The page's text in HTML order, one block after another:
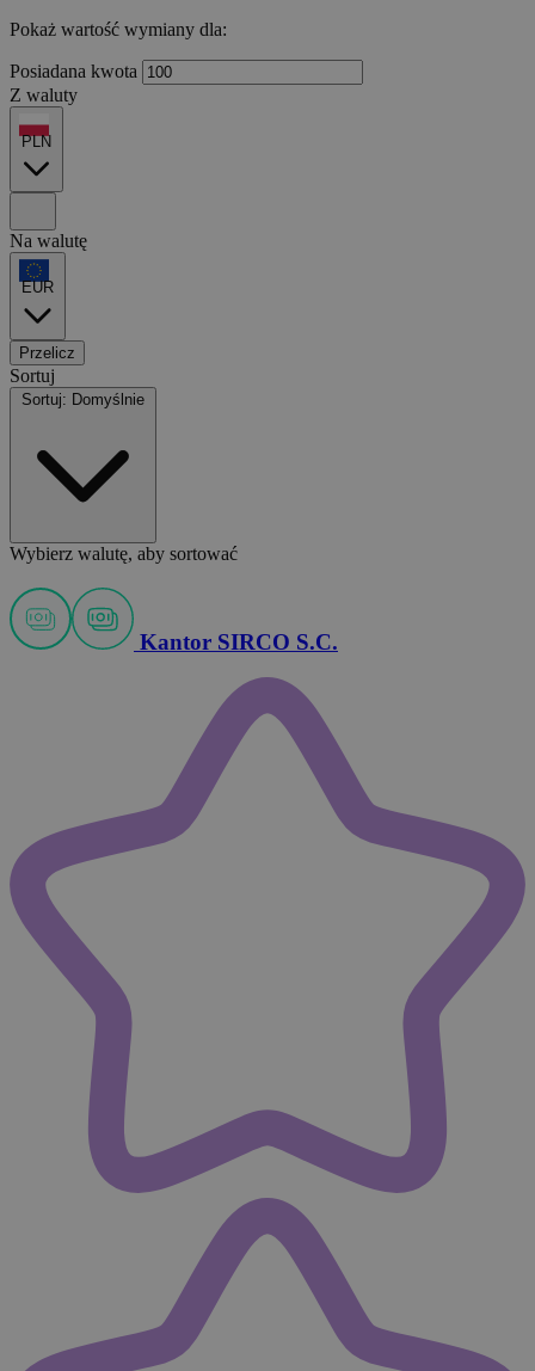
Pokaż wartość wymiany dla:
Posiadana kwota
Z waluty
PLN
Na walutę
EUR
Przelicz
Sortuj
Sortuj: Domyślnie
Wybierz walutę, aby sortować
Kantor SIRCO S.C.